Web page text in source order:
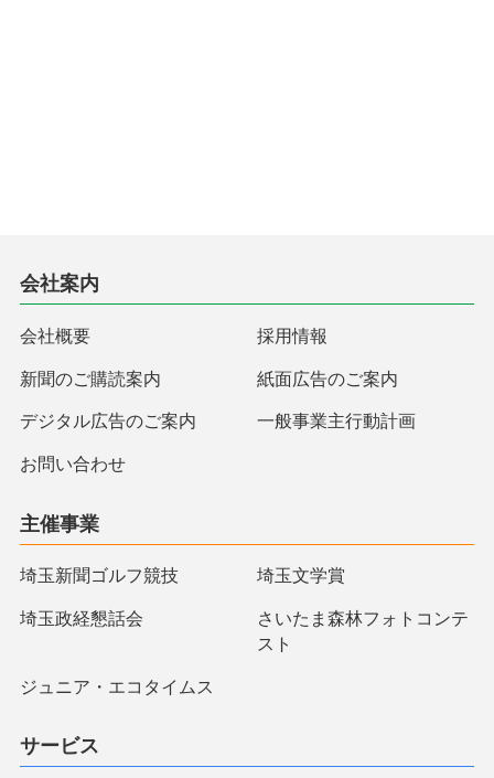
会社案内
会社概要 採用情報
新聞のご購読案内 紙面広告のご案内
デジタル広告のご案内 一般事業主行動計画
お問い合わせ
主催事業
埼玉新聞ゴルフ競技 埼玉文学賞
埼玉政経懇話会
さいたま森林フォトコンテ
スト
ジュニア・エコタイムス
サービス